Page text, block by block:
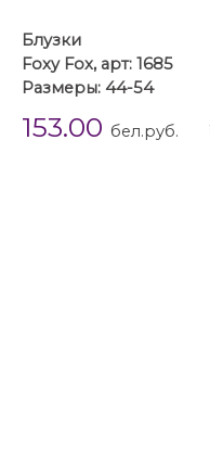
Блузки
Foxy Fox, арт: 1685
Размеры: 44-54
153.00 бел.руб.